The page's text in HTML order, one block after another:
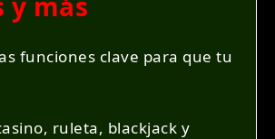
funciones clave para que tu
ruleta, blackjack y